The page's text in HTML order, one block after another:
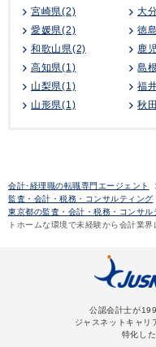
宮崎県(2)
大
愛媛県(2)
徳
和歌山県(2)
鹿
高知県(1)
島
山梨県(1)
福
山形県(1)
秋
会計･経理職の転職専門エージェント
監査・会計・税務・コンサルティング
東京都の監査・会計・税務・コンサル
トホームな環境で未経験から会計業
公認会計士が
ジャスネットキャリ
特化し